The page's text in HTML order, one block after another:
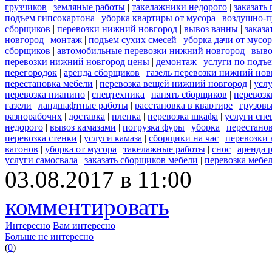
грузчиков | земляные работы | такелажники недорого |
подъем гипсокартона | уборка квартиры от мусора | воздушно-
сборщиков | перевозки нижний новгород | вывоз ванны |
новгород | монтаж | подъем сухих смесей | уборка дачи от
сборщиков | автомобильные перевозки нижний новгород |
перевозки нижний новгород цены | демонтаж | услуги по
перегородок | аренда сборщиков | газель перевозки нижний
перестановка мебели | перевозка вещей нижний новгород |
перевозка пианино | спецтехника | нанять сборщиков |
газели | ландшафтные работы | расстановка в квартире |
разнорабочих | доставка | пленка | перевозка шкафа | услуги
недорого | вывоз камазами | погрузка фуры | уборка |
перевозка стенки | услуги камаза | сборщики на час | перевозки
вагонов | уборка от мусора | такелажные работы | снос | аренда
услуги самосвала | заказать сборщиков мебели | перевозка
03.08.2017 в 11:00
комментировать
Интересно Вам интересно
Больше не интересно
(0)